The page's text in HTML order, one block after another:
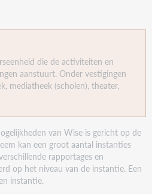
die de activiteiten en
aanstuurt. Onder vestigingen
mediatheek (scholen), theater,
van Wise is gericht op de
kan een groot aantal instanties
rapportages en
op het niveau van de instantie. Een
instantie.